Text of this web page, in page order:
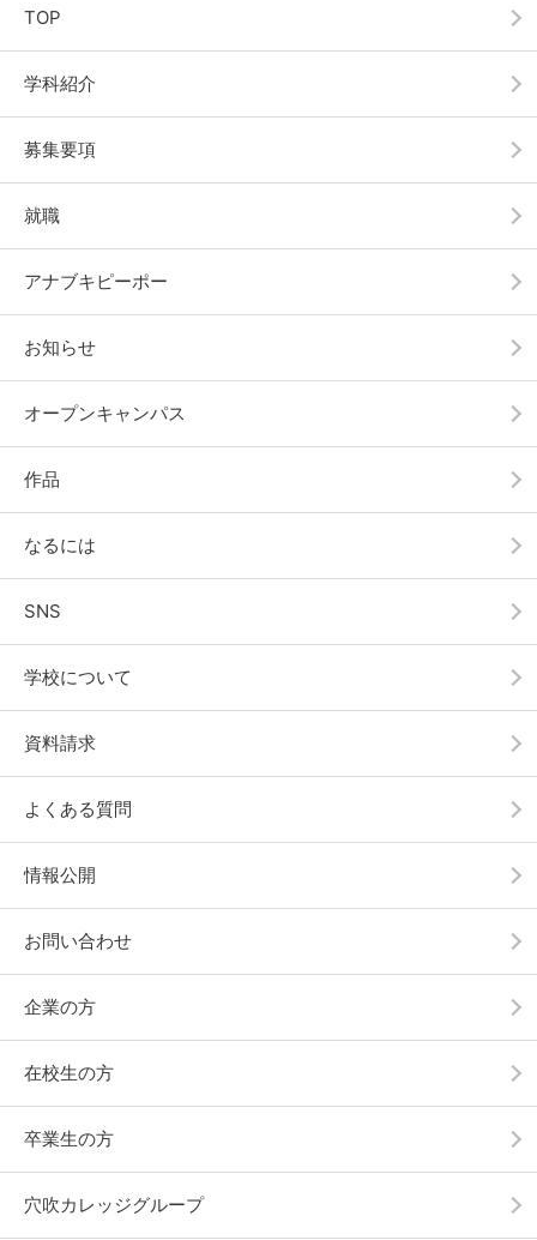
TOP
学科紹介
募集要項
就職
アナブキピーポー
お知らせ
オープンキャンパス
作品
なるには
SNS
学校について
資料請求
よくある質問
情報公開
お問い合わせ
企業の方
在校生の方
卒業生の方
穴吹カレッジグループ